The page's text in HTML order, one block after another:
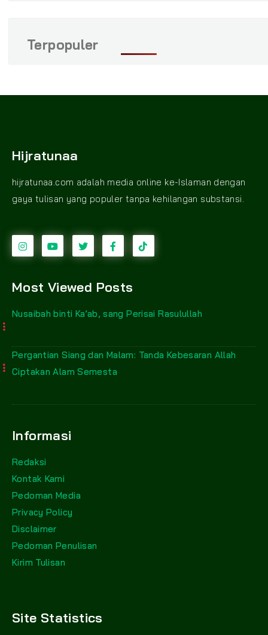
Terpopuler
Hijratunaa
hijratunaa.com adalah media online ke-Islaman dengan
gaya tulisan yang populer tanpa kehilangan substansi.
Most Viewed Posts
Nusaibah binti Ka’ab, sang Perisai Rasulullah
Pergantian Siang dan Malam: Tanda Kebesaran Allah
Ciptakan Alam Semesta
Informasi
Redaksi
Kontak Kami
Pedoman Media
Privacy Policy
Disclaimer
Pedoman Penulisan
Kirim Tulisan
Site Statistics